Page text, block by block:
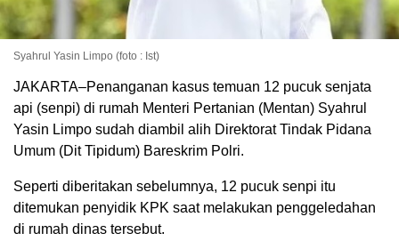
Syahrul Yasin Limpo (foto : Ist)
JAKARTA–Penanganan kasus temuan 12 pucuk senjata
api (senpi) di rumah Menteri Pertanian (Mentan) Syahrul
Yasin Limpo sudah diambil alih Direktorat Tindak Pidana
Umum (Dit Tipidum) Bareskrim Polri.
Seperti diberitakan sebelumnya, 12 pucuk senpi itu
ditemukan penyidik KPK saat melakukan penggeledahan
di rumah dinas tersebut.